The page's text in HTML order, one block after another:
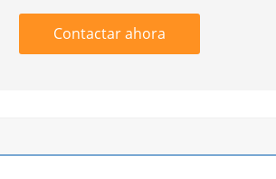
Contactar ahora